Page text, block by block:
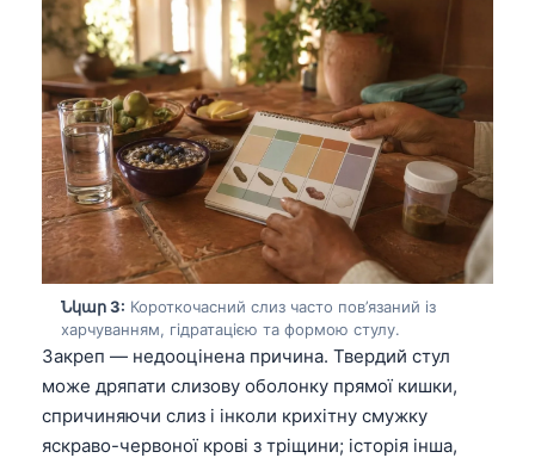
Նկար 3: Короткочасний слиз часто пов’язаний із
харчуванням, гідратацією та формою стулу.
Закреп — недооцінена причина. Твердий стул
може дряпати слизову оболонку прямої кишки,
спричиняючи слиз і інколи крихітну смужку
яскраво-червоної крові з тріщини; історія інша,